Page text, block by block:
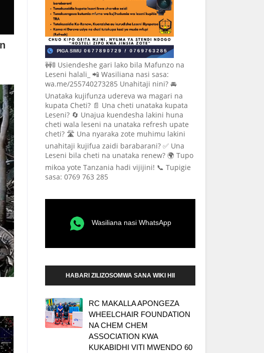
🚧🚦 Usiendeshe gari lako bila Mafunzo na
Leseni halali_ 📲 Wasiliana nasi sasa:
wa.me/255740273285 Unahitaji nini? 🚘
Unataka kujifunza udereva wa magari na
kupata Cheti? 📄 Una cheti unataka kupata
Leseni? 🔄 Unajua kuendesha lakini huna
cheti wala leseni na unataka refresh upate
cheti? 🛣️ Una nyaraka zote muhimu lakini
unahitaji kujifua zaidi barabarani? ✅ Una
Leseni bila cheti na unataka renew? 🌍 Tupo
mikoa yote Tanzania hadi vijijini! 📞 Tupigie
sasa: 0769 763 285
Wasiliana nasi WhatsApp
HABARI ZILIZOSOMWA SANA WIKI HII
RC MAKALLA APONGEZA
WHEELCHAIR FOUNDATION
NA CHEM CHEM
ASSOCIATION KWA
KUKABIDHI VITI MWENDO 60